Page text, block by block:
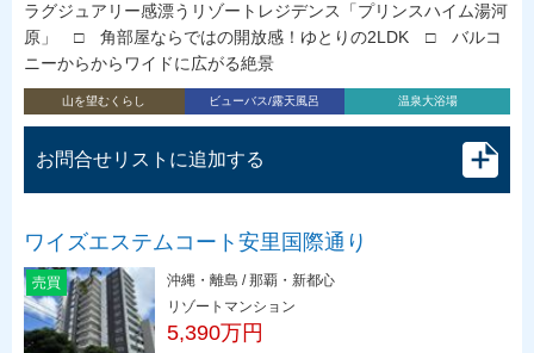
ラグジュアリー感漂うリゾートレジデンス「プリンスハイム湯河
原」 □ 角部屋ならではの開放感！ゆとりの2LDK □ バルコ
ニーからからワイドに広がる絶景
山を望むくらし ビューバス/露天風呂 温泉大浴場
お問合せリストに追加する
ワイズエステムコート安里国際通り
売買
沖縄・離島 / 那覇・新都心
リゾートマンション
5,390万円